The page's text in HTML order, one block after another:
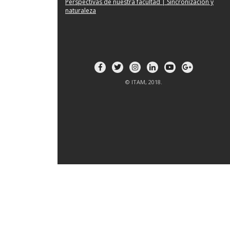
Perspectivas de nuestra facultad | Sincronización y
naturaleza
© ITAM, 2018.